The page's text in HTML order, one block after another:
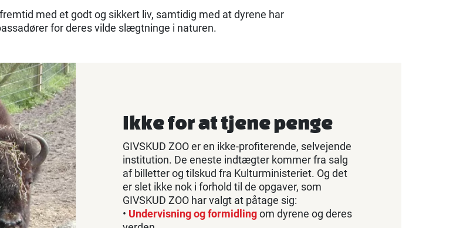
fremtid med et godt og sikkert liv, samtidig med at dyrene har
for deres vilde slægtninge i naturen.
Ikke for at tjene penge
GIVSKUD ZOO er en ikke-profiterende, selvejende
institution. De eneste indtægter kommer fra salg
af billetter og tilskud fra Kulturministeriet. Og det
er slet ikke nok i forhold til de opgaver, som
GIVSKUD ZOO har valgt at påtage sig:
• Undervisning og formidlingom dyrene og deres